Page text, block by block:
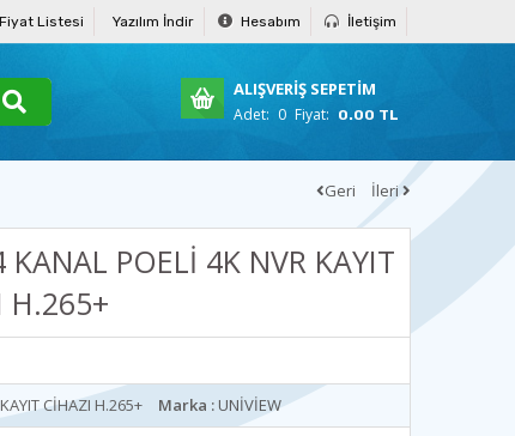
Fiyat Listesi Yazılım İndir Hesabım İletişim
ALIŞVERİŞ SEPETİM
Adet: 0 Fiyat: 0.00 TL
Geri İleri
POELİ 4K NVR KAYIT
H.265+
CİHAZI H.265+ Marka : UNİVİEW